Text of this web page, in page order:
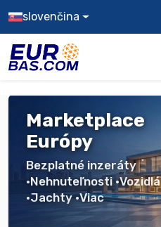
slovenčina
Marketplace
Európy
Bezplatné inzeráty
•Nehnuteľnosti •Vozidlá
•Jachty •Viac